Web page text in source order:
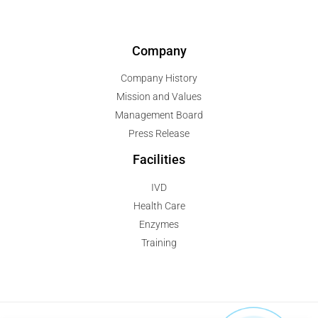
Company
Company History
Mission and Values
Management Board
Press Release
Facilities
IVD
Health Care
Enzymes
Training